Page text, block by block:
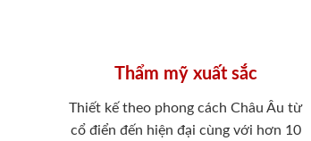
Thẩm mỹ xuất sắc
Thiết kế theo phong cách Châu Âu từ
cổ điển đến hiện đại cùng với hơn 10